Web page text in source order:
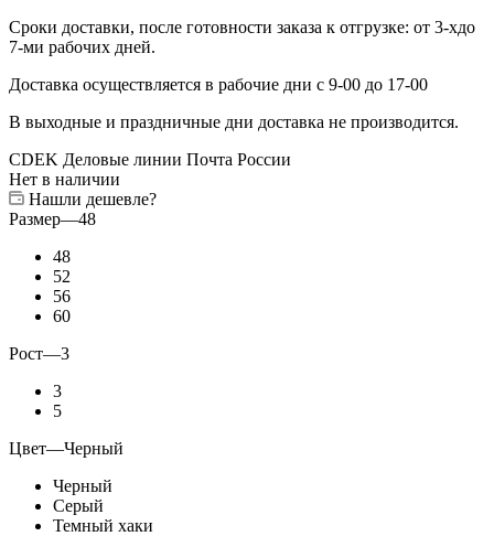
Сроки доставки, после готовности заказа к отгрузке: от 3-хдо
7-ми рабочих дней.
Доставка осуществляется в рабочие дни с 9-00 до 17-00
В выходные и праздничные дни доставка не производится.
CDEK Деловые линии Почта России
Нет в наличии
Нашли дешевле?
Размер—48
48
52
56
60
Рост—3
3
5
Цвет—Черный
Черный
Серый
Темный хаки